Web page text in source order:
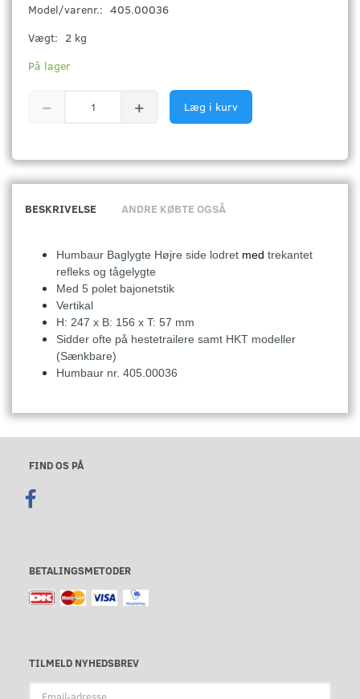
Model/varenr.: 405.00036
Vægt: 2 kg
På lager
Læg i kurv
BESKRIVELSE ANDRE KØBTE OGSÅ
Humbaur Baglygte Højre side lodret med trekantet
refleks og tågelygte
Med 5 polet bajonetstik
Vertikal
H: 247 x B: 156 x T: 57 mm
Sidder ofte på hestetrailere samt HKT modeller
(Sænkbare)
Humbaur nr. 405.00036
FIND OS PÅ
BETALINGSMETODER
TILMELD NYHEDSBREV